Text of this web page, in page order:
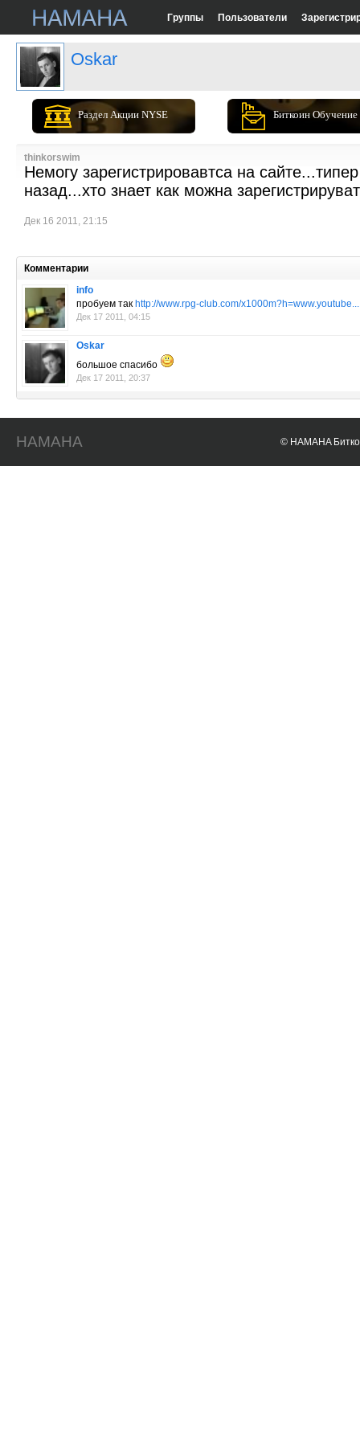
Группы Пользователи
Oskar
Раздел Акции NYSE Биткоин Обучение
thinkorswim
Немогу зарегистрировавтса на
назад...хто знает как можна
Дек 16 2011, 21:15
Комментарии
info
пробуем так http://www.rpg-club.com/
Дек 17 2011, 04:15
Oskar
большое спасибо
Дек 17 2011, 20:37
HAMAHA © HAMAHA